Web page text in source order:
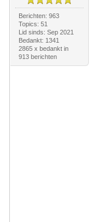
Berichten: 963
Topics: 51
Lid sinds: Sep 2021
Bedankt: 1341
2865 x bedankt in
913 berichten